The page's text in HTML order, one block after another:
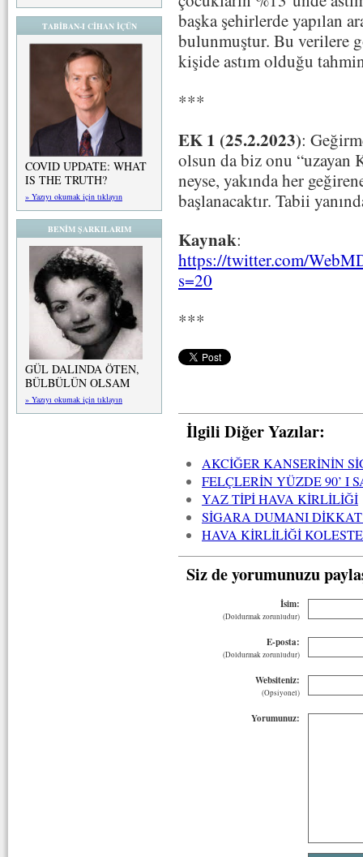
TABİBAN-I CİHAN İÇÜN
COVID UPDATE: WHAT
IS THE TRUTH?
» Yazıyı okumak için tıklayın
BENİM ŞARKILARIM
GÜL DALINDA ÖTEN,
BÜLBÜLÜN OLSAM
» Yazıyı okumak için tıklayın
başka şehirlerde yapılan
bulunmuştur. Bu verilere
kişide astım olduğu
***
EK 1 (25.2.2023):
olsun da biz onu
neyse, yakında her
başlanacaktır. Tabii
Kaynak:
https://twitter.com/
s=20
***
İlgili Diğer Yazılar:
AKCİĞER KANSERİNİN
FELÇLERİN YÜZDE 90’ I
YAZ TİPİ HAVA KİRLİLİĞİ
SİGARA DUMANI
HAVA KİRLİLİĞİ
Siz de yorumunuzu
İsim:
(Doldurmak zorunludur)
E-posta:
(Doldurmak zorunludur)
Websiteniz:
(Opsiyonel)
Yorumunuz: